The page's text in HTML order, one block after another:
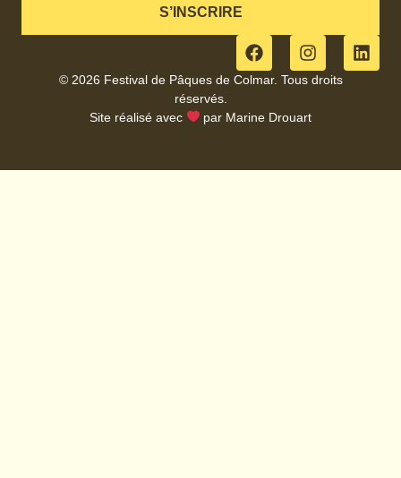
S’INSCRIRE
© 2026 Festival de Pâques de Colmar. Tous droits
réservés.
Site réalisé avec
par Marine Drouart